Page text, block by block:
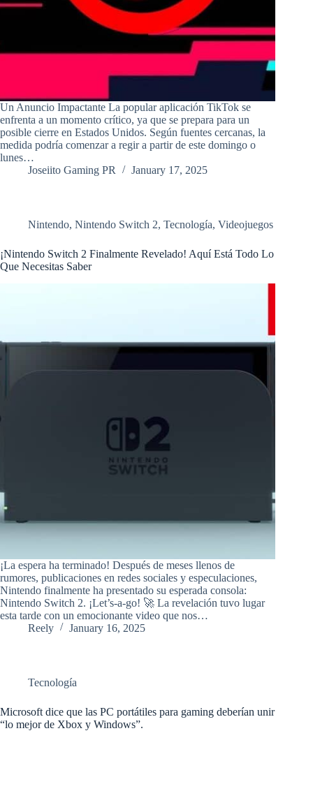
Un Anuncio Impactante La popular aplicación TikTok se
enfrenta a un momento crítico, ya que se prepara para un
posible cierre en Estados Unidos. Según fuentes cercanas, la
medida podría comenzar a regir a partir de este domingo o
lunes…
Joseiito Gaming PR
January 17, 2025
Nintendo, Nintendo Switch 2, Tecnología, Videojuegos
¡Nintendo Switch 2 Finalmente Revelado! Aquí Está Todo Lo
Que Necesitas Saber
¡La espera ha terminado! Después de meses llenos de
rumores, publicaciones en redes sociales y especulaciones,
Nintendo finalmente ha presentado su esperada consola:
Nintendo Switch 2. ¡Let’s-a-go! 🚀 La revelación tuvo lugar
esta tarde con un emocionante video que nos…
Reely
January 16, 2025
Tecnología
Microsoft dice que las PC portátiles para gaming deberían unir
“lo mejor de Xbox y Windows”.